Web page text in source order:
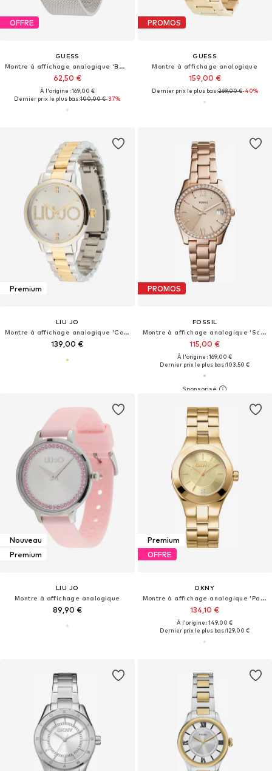
OFFRE
GUESS
Montre à affichage analogique 'BONNET'
62,50 €
À l'origine : 169,00 €
Dernier prix le plus bas :100,00 €-37%
PROMOS
GUESS
Montre à affichage analogique
159,00 €
Dernier prix le plus bas :269,00 €-40%
Premium
LIU JO
Montre à affichage analogique 'Couple Essence'
139,00 €
PROMOS
FOSSIL
Montre à affichage analogique 'Scarlette'
115,00 €
À l'origine : 169,00 €
Dernier prix le plus bas :103,50 €
Nouveau
Premium
LIU JO
Montre à affichage analogique
89,90 €
Premium
OFFRE
DKNY
Montre à affichage analogique 'Parsons Midi'
134,10 €
À l'origine : 149,00 €
Dernier prix le plus bas :129,00 €